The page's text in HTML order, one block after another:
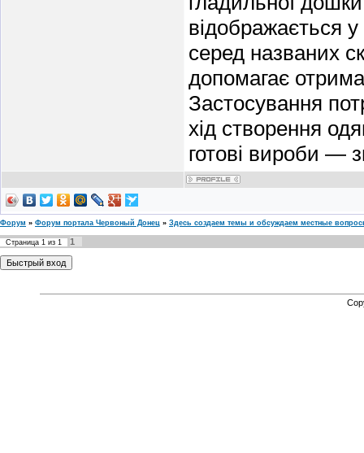
відображається
серед названих
допомагає
Застосування
хід створення
готові вироби —
Форум » Форум портала Червоный Донец » Здесь создаем темы и обсуждаем местные
Страница 1 из 1 1